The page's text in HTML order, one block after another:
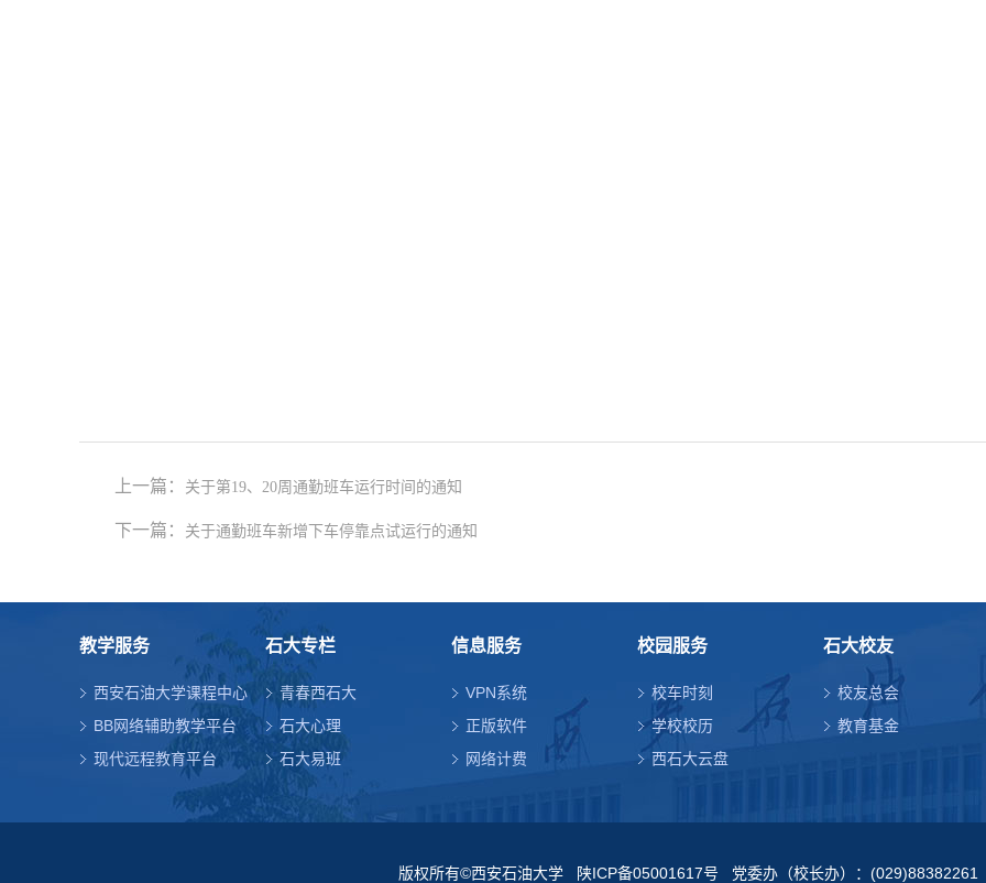
上一篇： 关于第19、20周通勤班车运行时间的通知
下一篇： 关于通勤班车新增下车停靠点试运行的通知
教学服务
西安石油大学课程中心
BB网络辅助教学平台
现代远程教育平台
石大专栏
青春西石大
石大心理
石大易班
信息服务
VPN系统
正版软件
网络计费
校园服务
校车时刻
学校校历
西石大云盘
石大校友
校友总会
教育基金
版权所有©西安石油大学 陕ICP备05001617号 党委办（校长办）：(029)88382261